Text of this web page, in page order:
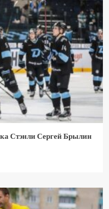
Стэнли Сергей Брылин